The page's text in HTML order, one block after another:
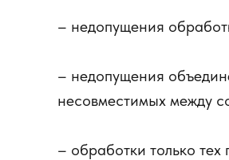
– недопущения
– недопущения
несовместимых между
– обработки только